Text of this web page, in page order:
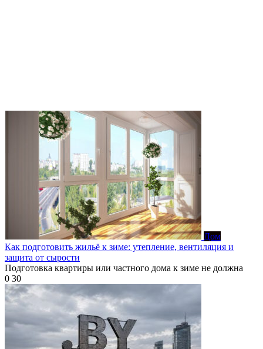
Дом
Как подготовить жильё к зиме: утепление, вентиляция и
защита от сырости
Подготовка квартиры или частного дома к зиме не должна
0 30